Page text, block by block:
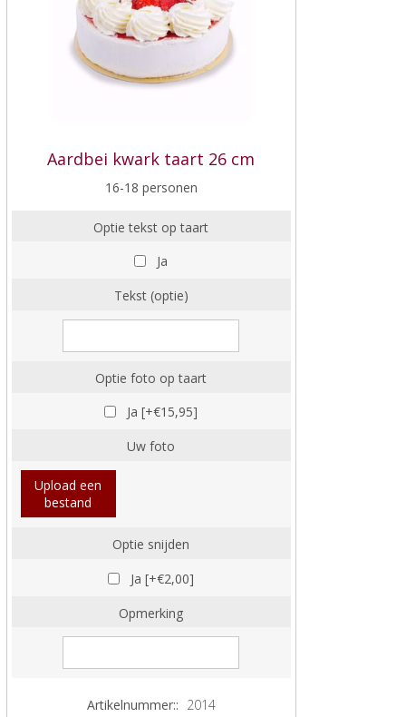
Aardbei kwark taart 26 cm
16-18 personen
Optie tekst op taart
Ja
Tekst (optie)
Optie foto op taart
Ja [+€15,95]
Uw foto
Upload een
bestand
Optie snijden
Ja [+€2,00]
Opmerking
Artikelnummer:: 2014